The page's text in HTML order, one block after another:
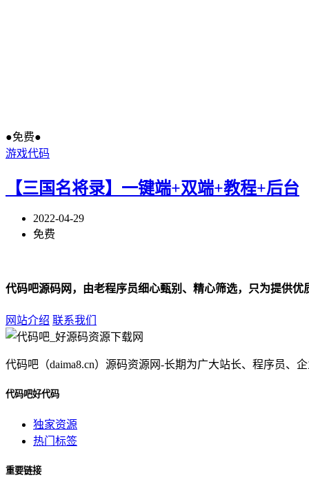
●免费●
游戏代码
【三国名将录】一键端+双端+教程+后台
2022-04-29
免费
代码吧源码网，由老程序员细心甄别、精心筛选，只为提供优
网站介绍 联系我们
代码吧（daima8.cn）源码资源网-长期为广大站长、程序员
代码吧好代码
独家资源
热门标签
重要链接